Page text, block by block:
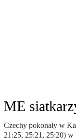
ME
Czechy pokonały w
21:25, 25:21, 25:20)